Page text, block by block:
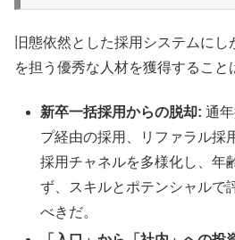
旧態依然とした採用システムに
を担う優秀な人材を獲得すること
新卒一括採用からの脱却: 通
プ経由の採用、リファラル採
採用チャネルを多様化し、年
ず、スキルとポテンシャルで
べきだ。